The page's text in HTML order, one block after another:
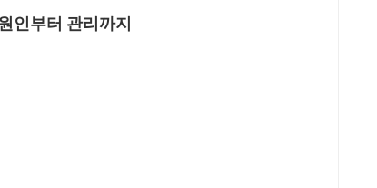
인부터 관리까지